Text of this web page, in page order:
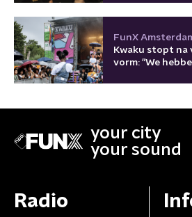
FunX
Kwaku stopt
vorm: "We
your city
your sound
Radio